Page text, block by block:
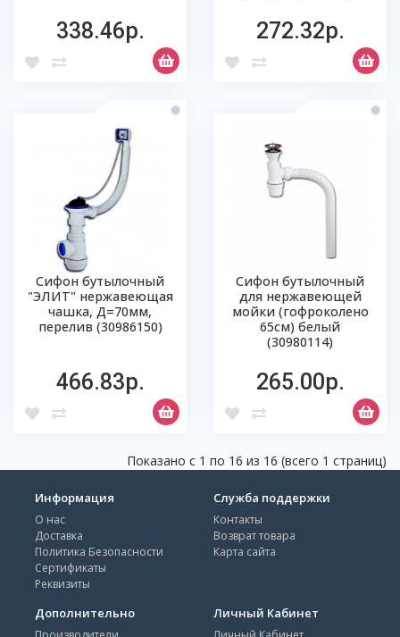
338.46р. 272.32р.
Сифон бутылочный
"ЭЛИТ" нержавеющая
чашка, Д=70мм,
перелив (30986150)
466.83р.
Сифон бутылочный
для нержавеющей
мойки (гофроколено
65см) белый
(30980114)
265.00р.
Показано с 1 по 16 из 16 (всего 1 страниц)
Информация
О нас
Доставка
Политика Безопасности
Сертификаты
Реквизиты
Служба поддержки
Контакты
Возврат товара
Карта сайта
Дополнительно Личный Кабинет